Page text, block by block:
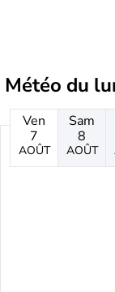
Météo du
Ven
7
AOÛT
Sam
8
AOÛT